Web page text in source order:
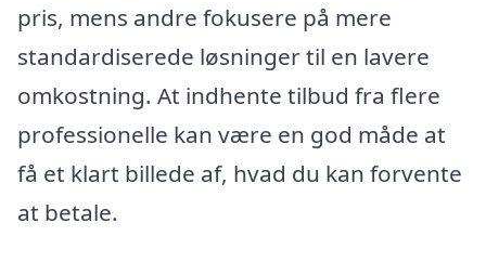
pris, mens andre fokusere på mere
standardiserede løsninger til en lavere
omkostning. At indhente tilbud fra flere
professionelle kan være en god måde at
få et klart billede af, hvad du kan forvente
at betale.